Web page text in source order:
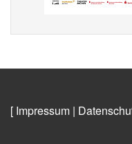
[ Impressum |